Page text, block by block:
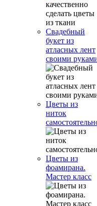
Свадебный
букет из
атласных лент
своими
Цветы из
ниток
Цветы из
фоамирана.
Мастер класс